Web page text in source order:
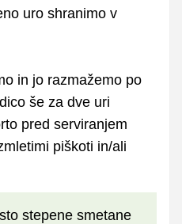
uro shranimo v
in jo razmažemo po
še za dve uri
pred serviranjem
piškoti in/ali
stepene smetane